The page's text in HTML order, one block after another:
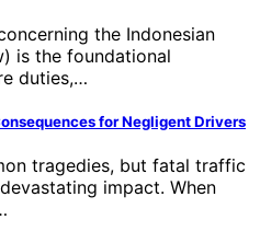
the Indonesian
is the foundational
duties,…
for Negligent Drivers
tragedies, but fatal traffic
impact. When